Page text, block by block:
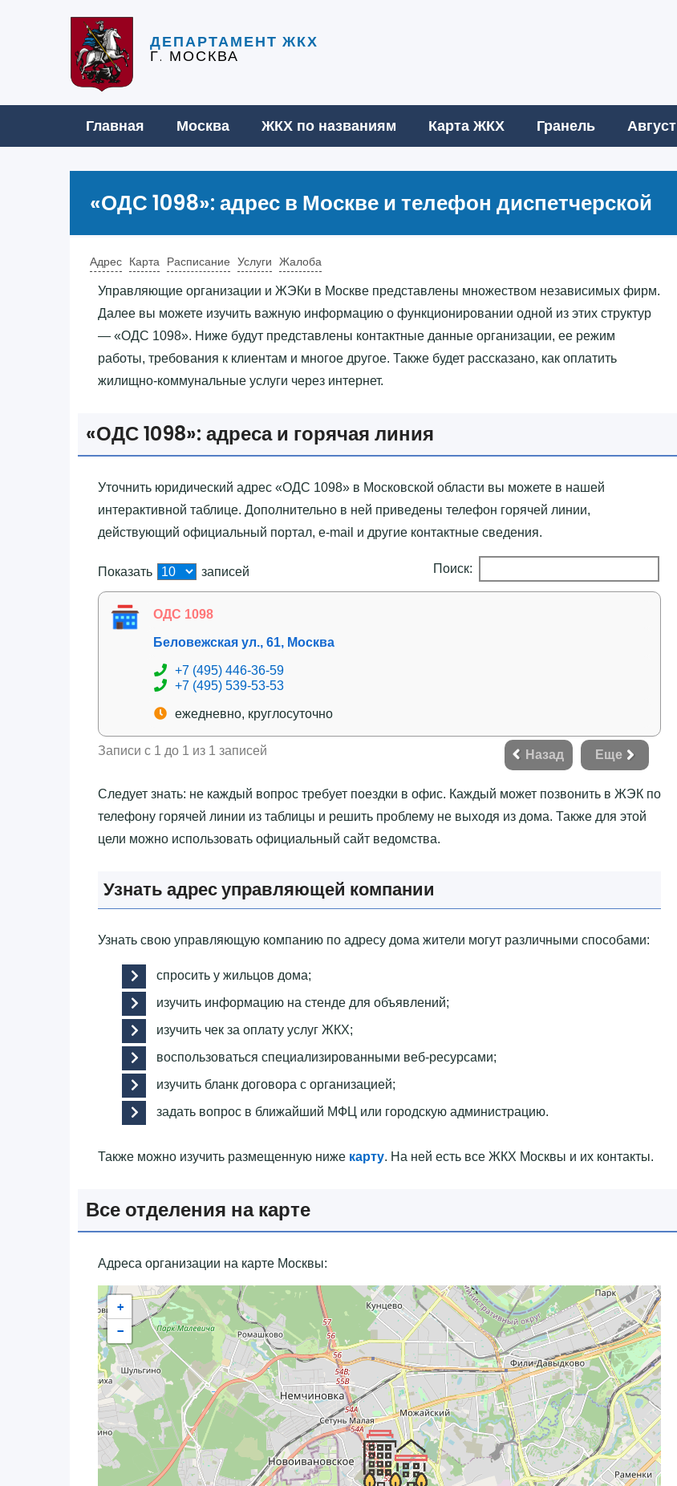
ДЕПАРТАМЕНТ ЖКХ
Г. МОСКВА
Главная Москва ЖКХ по названиям Карта ЖКХ Гранель Август
«‎ОДС 1098»‎: адрес в Москве и телефон диспетчерской
Адрес Карта Расписание Услуги Жалоба
Управляющие организации и ЖЭКи в Москве представлены множеством независимых фирм.
Далее вы можете изучить важную информацию о функционировании одной из этих структур
— «‎ОДС 1098»‎. Ниже будут представлены контактные данные организации, ее режим
работы, требования к клиентам и многое другое. Также будет рассказано, как оплатить
жилищно-коммунальные услуги через интернет.
«‎ОДС 1098»‎: адреса и горячая линия
Уточнить юридический адрес «‎ОДС 1098»‎ в Московской области вы можете в нашей
интерактивной таблице. Дополнительно в ней приведены телефон горячей линии,
действующий официальный портал, e-mail и другие контактные сведения.
Показать записей Поиск:
ОДС 1098
Беловежская ул., 61, Москва
+7 (495) 446-36-59
+7 (495) 539-53-53
ежедневно, круглосуточно
Записи с 1 до 1 из 1 записей Назад Еще
Следует знать: не каждый вопрос требует поездки в офис. Каждый может позвонить в ЖЭК по
телефону горячей линии из таблицы и решить проблему не выходя из дома. Также для этой
цели можно использовать официальный сайт ведомства.
Узнать адрес управляющей компании
Узнать свою управляющую компанию по адресу дома жители могут различными способами:
спросить у жильцов дома;
изучить информацию на стенде для объявлений;
изучить чек за оплату услуг ЖКХ;
воспользоваться специализированными веб-ресурсами;
изучить бланк договора с организацией;
задать вопрос в ближайший МФЦ или городскую администрацию.
Также можно изучить размещенную ниже карту. На ней есть все ЖКХ Москвы и их контакты.
Все отделения на карте
Адреса организации на карте Москвы:
+
−